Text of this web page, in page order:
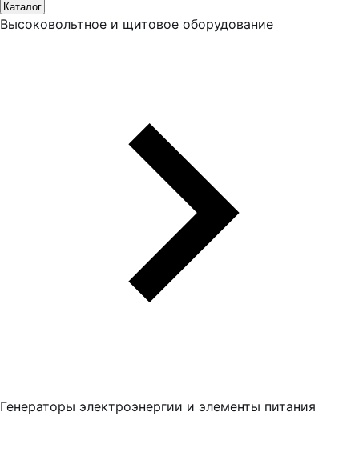
Каталог
Высоковольтное и щитовое оборудование
Генераторы электроэнергии и элементы питания